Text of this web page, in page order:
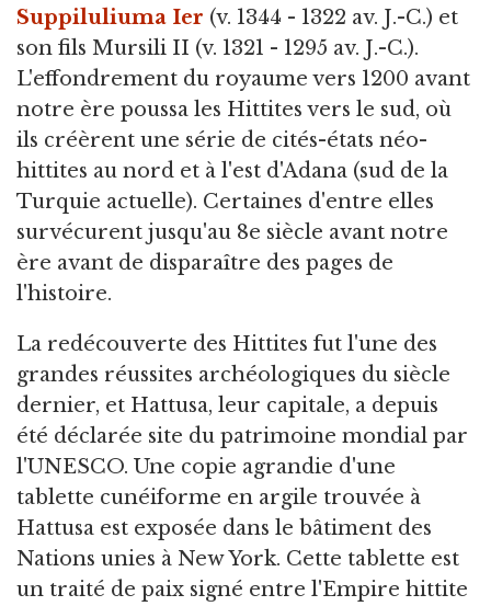
Suppiluliuma Ier (v. 1344 - 1322 av. J.-C.) et
son fils Mursili II (v. 1321 - 1295 av. J.-C.).
L'effondrement du royaume vers 1200 avant
notre ère poussa les Hittites vers le sud, où
ils créèrent une série de cités-états néo-
hittites au nord et à l'est d'Adana (sud de la
Turquie actuelle). Certaines d'entre elles
survécurent jusqu'au 8e siècle avant notre
ère avant de disparaître des pages de
l'histoire.
La redécouverte des Hittites fut l'une des
grandes réussites archéologiques du siècle
dernier, et Hattusa, leur capitale, a depuis
été déclarée site du patrimoine mondial par
l'UNESCO. Une copie agrandie d'une
tablette cunéiforme en argile trouvée à
Hattusa est exposée dans le bâtiment des
Nations unies à New York. Cette tablette est
un traité de paix signé entre l'Empire hittite